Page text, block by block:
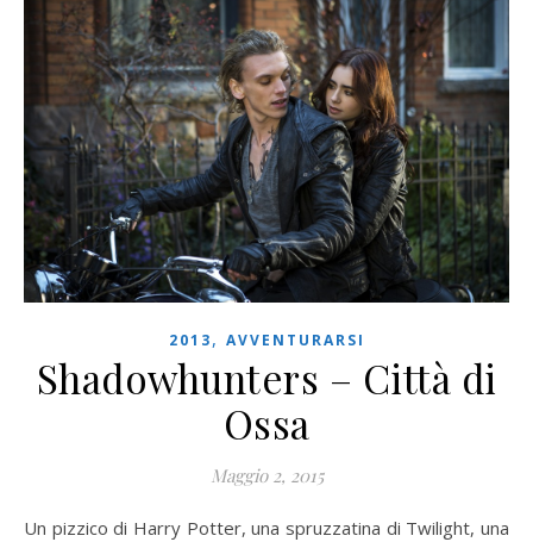
2013, AVVENTURARSI
Shadowhunters – Città di
Ossa
Maggio 2, 2015
Un pizzico di Harry Potter, una spruzzatina di Twilight, una